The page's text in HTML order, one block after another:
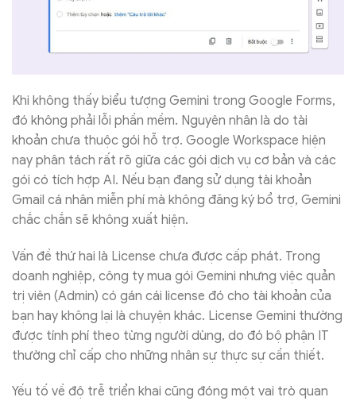
Khi không thấy biểu tượng Gemini trong Google Forms,
đó không phải lỗi phần mềm. Nguyên nhân là do tài
khoản chưa thuộc gói hỗ trợ. Google Workspace hiện
nay phân tách rất rõ giữa các gói dịch vụ cơ bản và các
gói có tích hợp AI. Nếu bạn đang sử dụng tài khoản
Gmail cá nhân miễn phí mà không đăng ký bổ trợ, Gemini
chắc chắn sẽ không xuất hiện.
Vấn đề thứ hai là License chưa được cấp phát. Trong
doanh nghiệp, công ty mua gói Gemini nhưng việc quản
trị viên (Admin) có gán cái license đó cho tài khoản của
bạn hay không lại là chuyện khác. License Gemini thường
được tính phí theo từng người dùng, do đó bộ phận IT
thường chỉ cấp cho những nhân sự thực sự cần thiết.
Yếu tố về độ trễ triển khai cũng đóng một vai trò quan